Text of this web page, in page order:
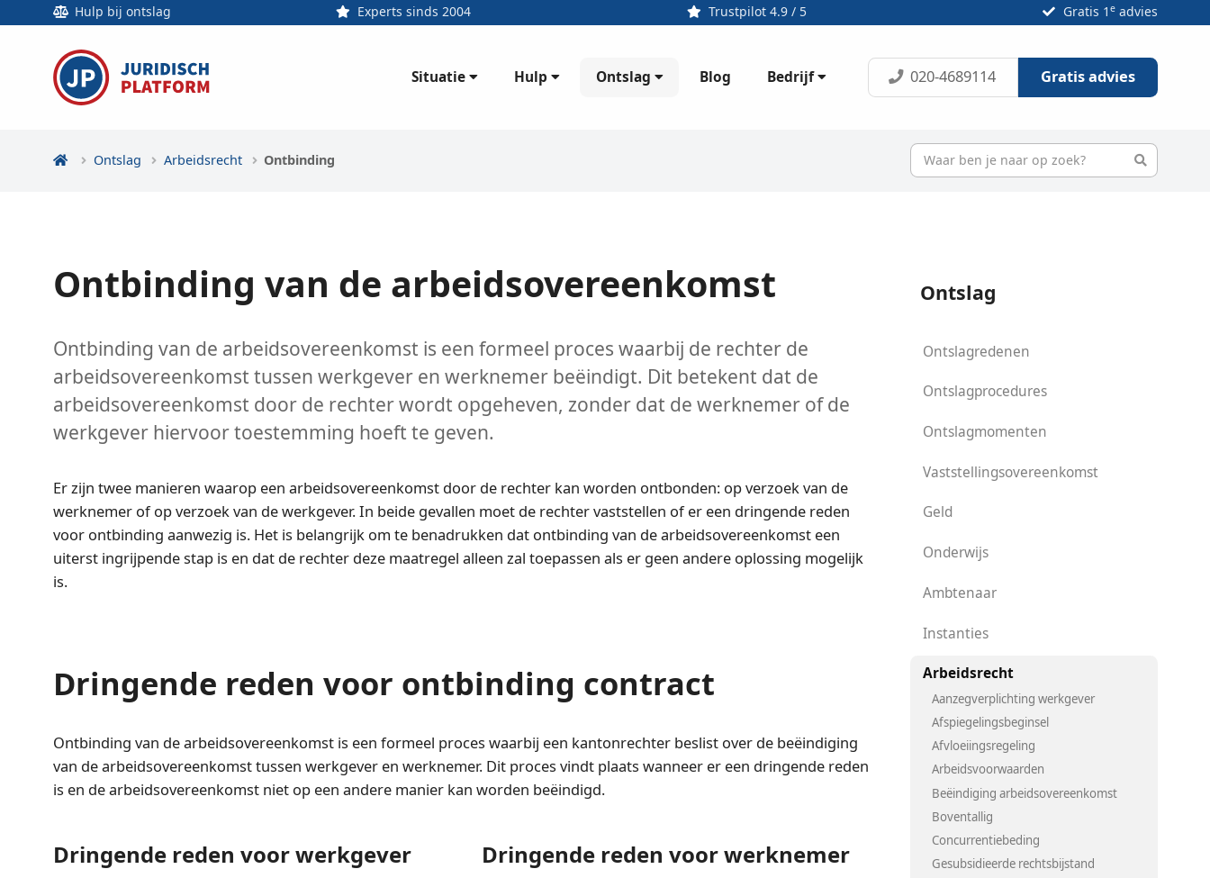
Hulp bij ontslag Experts sinds 2004 Trustpilot 4.9 / 5 Gratis 1 eadvies
Situatie Hulp Ontslag Blog Bedrijf 020-4689114 Gratis advies
Ontslag Arbeidsrecht Ontbinding
Ontbinding van de arbeidsovereenkomst
Ontbinding van de arbeidsovereenkomst is een formeel proces waarbij de rechter de
arbeidsovereenkomst tussen werkgever en werknemer beëindigt. Dit betekent dat de
arbeidsovereenkomst door de rechter wordt opgeheven, zonder dat de werknemer of de
werkgever hiervoor toestemming hoeft te geven.
Er zijn twee manieren waarop een arbeidsovereenkomst door de rechter kan worden ontbonden: op verzoek van de
werknemer of op verzoek van de werkgever. In beide gevallen moet de rechter vaststellen of er een dringende reden
voor ontbinding aanwezig is. Het is belangrijk om te benadrukken dat ontbinding van de arbeidsovereenkomst een
uiterst ingrijpende stap is en dat de rechter deze maatregel alleen zal toepassen als er geen andere oplossing mogelijk
is.
Dringende reden voor ontbinding contract
Ontbinding van de arbeidsovereenkomst is een formeel proces waarbij een kantonrechter beslist over de beëindiging
van de arbeidsovereenkomst tussen werkgever en werknemer. Dit proces vindt plaats wanneer er een dringende reden
is en de arbeidsovereenkomst niet op een andere manier kan worden beëindigd.
Dringende reden voor werkgever Dringende reden voor werknemer
Ontslag
Ontslagredenen
Ontslagprocedures
Ontslagmomenten
Vaststellingsovereenkomst
Geld
Onderwijs
Ambtenaar
Instanties
Arbeidsrecht
Aanzegverplichting werkgever
Afspiegelingsbeginsel
Afvloeiingsregeling
Arbeidsvoorwaarden
Beëindiging arbeidsovereenkomst
Boventallig
Concurrentiebeding
Gesubsidieerde rechtsbijstand